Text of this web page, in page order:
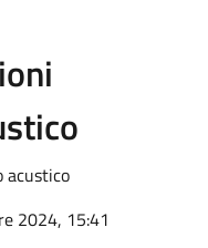
acustico
2024, 15:41